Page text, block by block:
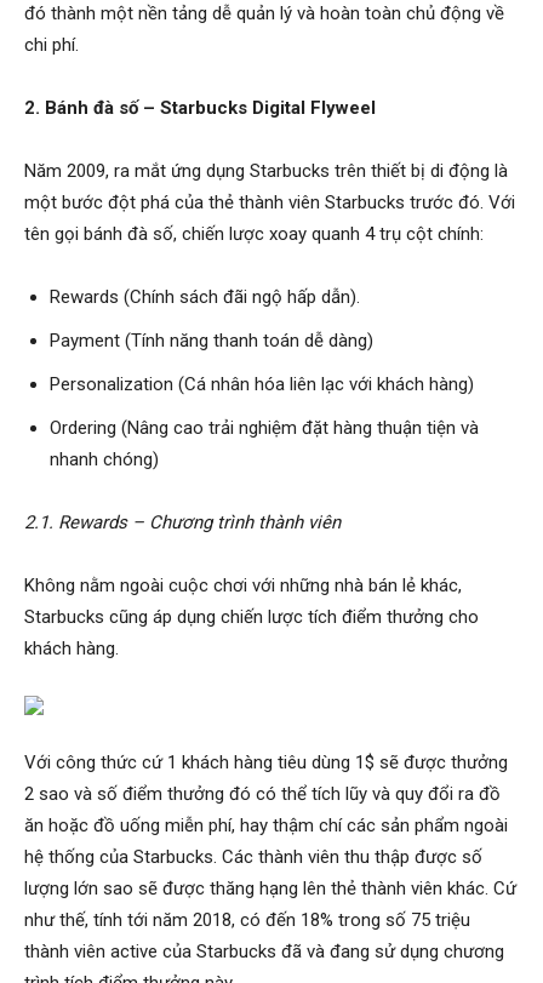
đó thành một nền tảng dễ quản lý và hoàn toàn chủ động về
chi phí.
2. Bánh đà số – Starbucks Digital Flyweel
Năm 2009, ra mắt ứng dụng Starbucks trên thiết bị di động là
một bước đột phá của thẻ thành viên Starbucks trước đó. Với
tên gọi bánh đà số, chiến lược xoay quanh 4 trụ cột chính:
Rewards (Chính sách đãi ngộ hấp dẫn).
Payment (Tính năng thanh toán dễ dàng)
Personalization (Cá nhân hóa liên lạc với khách hàng)
Ordering (Nâng cao trải nghiệm đặt hàng thuận tiện và
nhanh chóng)
2.1. Rewards – Chương trình thành viên
Không nằm ngoài cuộc chơi với những nhà bán lẻ khác,
Starbucks cũng áp dụng chiến lược tích điểm thưởng cho
khách hàng.
Với công thức cứ 1 khách hàng tiêu dùng 1$ sẽ được thưởng
2 sao và số điểm thưởng đó có thể tích lũy và quy đổi ra đồ
ăn hoặc đồ uống miễn phí, hay thậm chí các sản phẩm ngoài
hệ thống của Starbucks. Các thành viên thu thập được số
lượng lớn sao sẽ được thăng hạng lên thẻ thành viên khác. Cứ
như thế, tính tới năm 2018, có đến 18% trong số 75 triệu
thành viên active của Starbucks đã và đang sử dụng chương